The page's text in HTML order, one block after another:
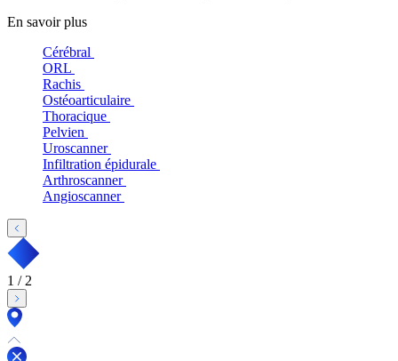
En savoir plus
Cérébral
ORL
Rachis
Ostéoarticulaire
Thoracique
Pelvien
Uroscanner
Infiltration épidurale
Arthroscanner
Angioscanner
1 / 2